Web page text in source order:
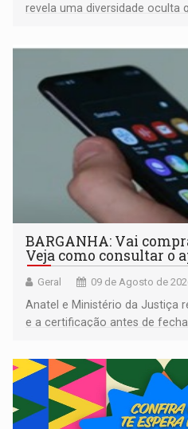
revela uma diversidade oculta
BARGANHA: Vai
Veja como consultar o
Geral 09 de Agosto de
Anatel e Ministério da Justiça
e a certificação antes de